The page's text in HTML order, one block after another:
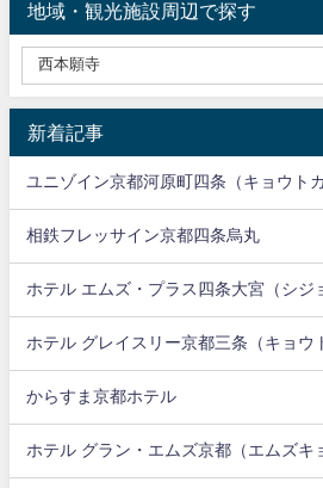
地域・観光施設周辺で探す
新着記事
ユニゾイン京都河原町四条（キョウト
相鉄フレッサイン京都四条烏丸
ホテル エムズ・プラス四条大宮（シジ
ホテル グレイスリー京都三条（キョウ
からすま京都ホテル
ホテル グラン・エムズ京都（エムズキ